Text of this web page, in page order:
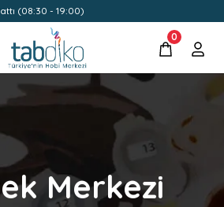
(08:30 - 19:00)
0
Merkezi